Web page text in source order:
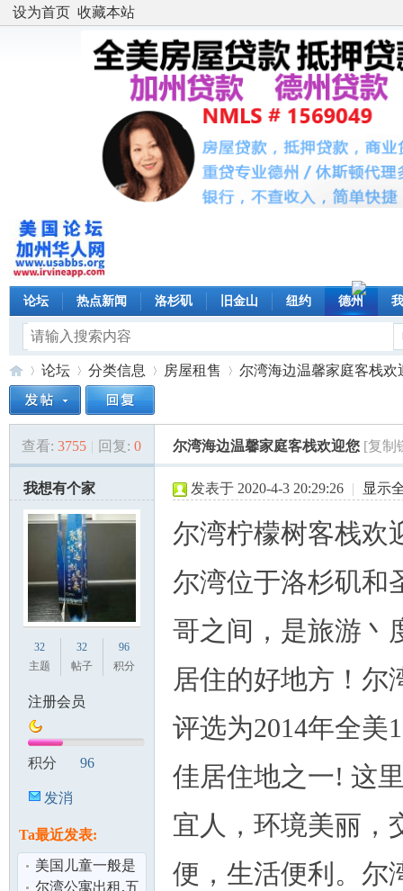
设为首页 收藏本站
论坛 热点新闻 洛杉矶 旧金山 纽约 德州
美»
论坛
›
分类信息 房屋租售
›
尔湾海边温馨家庭客栈欢
查看: 3755 | 回复: 0 尔湾海边温馨家庭客栈欢迎您 [复制
我想有个家
32
主题
32
帖子
96
积分
注册会员
积分 96
发消
Ta最近发表:
美国儿童一般是
几岁上幼儿园
尔湾公寓出租,五
发表于 2020-4-3 20:29:26 | 显示
尔湾柠檬树客栈欢
尔湾位于洛杉矶和
哥之间，是旅游丶
居住的好地方！尔
评选为2014年全美
佳居住地之一! 这
宜人，环境美丽，
便，生活便利。尔